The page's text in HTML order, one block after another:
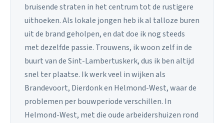
bruisende straten in het centrum tot de rustigere
uithoeken. Als lokale jongen heb ik al talloze buren
uit de brand geholpen, en dat doe ik nog steeds
met dezelfde passie. Trouwens, ik woon zelf in de
buurt van de Sint-Lambertuskerk, dus ik ben altijd
snel ter plaatse. Ik werk veel in wijken als
Brandevoort, Dierdonk en Helmond-West, waar de
problemen per bouwperiode verschillen. In
Helmond-West, met die oude arbeidershuizen rond